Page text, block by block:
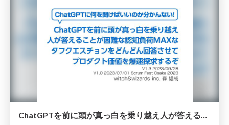
ChatGPTを前に頭が真っ白を乗り越え人が答えることが困難な認知負荷MAXなタフクエスチョンをどんどん回答させてプロダクト価値を爆速探求するぞ/cognitive_load_question_and_chatgpt